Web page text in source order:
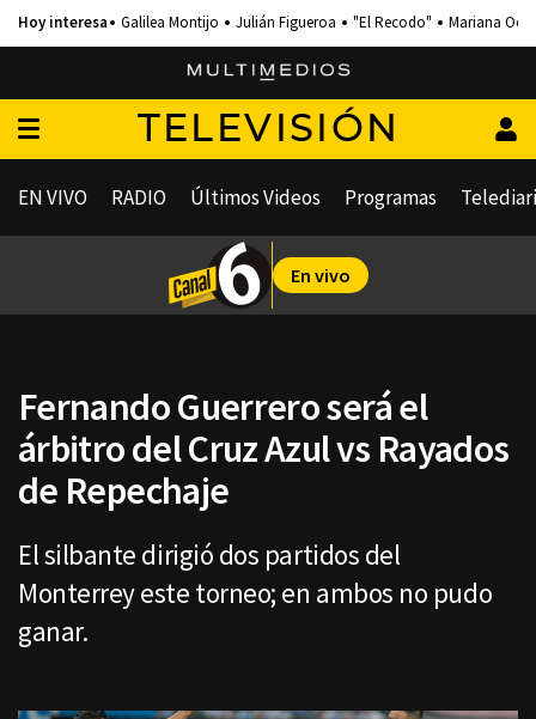
Galilea Montijo Julián Figueroa "El Recodo" Mariana
TELEVISIÓN
EN VIVO RADIO Últimos Videos Programas
En vivo
Fernando Guerrero será el
árbitro del Cruz Azul vs Rayados
de Repechaje
El silbante dirigió dos partidos del
Monterrey este torneo; en ambos no pudo
ganar.